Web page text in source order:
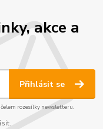
akce a
Přihlásit se
rozesílky newsletteru.